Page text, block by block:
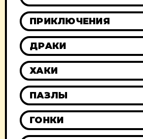
ПРИКЛЮЧЕНИЯ
ДРАКИ
ХАКИ
ПАЗЛЫ
ГОНКИ